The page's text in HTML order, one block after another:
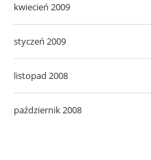
kwiecień 2009
styczeń 2009
listopad 2008
październik 2008